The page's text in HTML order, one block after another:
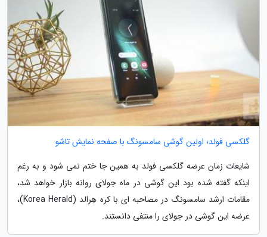
گلکسی فولد؛ اولین گوشی سامسونگ با صفحه نمایش تاشو
شایعات زمان عرضه گلکسی فولد به همین جا ختم نمی شود و به رغم
اینکه گفته شده بود این گوشی در ماه جولای روانه بازار خواهد شد،
مقامات ارشد سامسونگ در مصاحبه ای با کره هِرالد (Korea Herald)،
عرضه این گوشی در جولای را منتفی دانستند.